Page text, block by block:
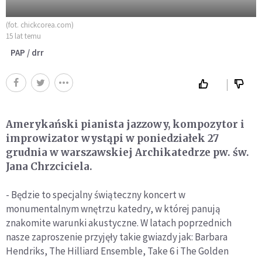
(fot. chickcorea.com)
15 lat temu
PAP / drr
Amerykański pianista jazzowy, kompozytor i
improwizator wystąpi w poniedziałek 27
grudnia w warszawskiej Archikatedrze pw. św.
Jana Chrzciciela.
- Będzie to specjalny świąteczny koncert w
monumentalnym wnętrzu katedry, w której panują
znakomite warunki akustyczne. W latach poprzednich
nasze zaproszenie przyjęły takie gwiazdy jak: Barbara
Hendriks, The Hilliard Ensemble, Take 6 i The Golden